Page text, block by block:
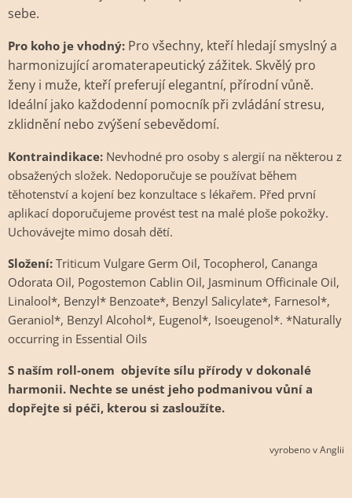
sebe.
Pro koho je vhodný: Pro všechny, kteří hledají smyslný a
harmonizující aromaterapeutický zážitek. Skvělý pro
ženy i muže, kteří preferují elegantní, přírodní vůně.
Ideální jako každodenní pomocník při zvládání stresu,
zklidnění nebo zvýšení sebevědomí.
Kontraindikace: Nevhodné pro osoby s alergií na některou z
obsažených složek. Nedoporučuje se používat během
těhotenství a kojení bez konzultace s lékařem. Před první
aplikací doporučujeme provést test na malé ploše pokožky.
Uchovávejte mimo dosah dětí.
Složení: Triticum Vulgare Germ Oil, Tocopherol, Cananga
Odorata Oil, Pogostemon Cablin Oil, Jasminum Officinale Oil,
Linalool*, Benzyl* Benzoate*, Benzyl Salicylate*, Farnesol*,
Geraniol*, Benzyl Alcohol*, Eugenol*, Isoeugenol*. *Naturally
occurring in Essential Oils
S naším roll-onem objevíte sílu přírody v dokonalé
harmonii. Nechte se unést jeho podmanivou vůní a
dopřejte si péči, kterou si zasloužíte.
vyrobeno v Anglii